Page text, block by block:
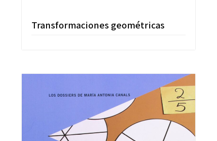
Transformaciones geométricas